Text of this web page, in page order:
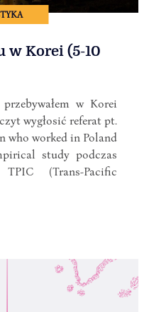
w Korei (5-10
w Korei
wygłosić referat pt.
who worked in Poland
study podczas
(Trans-Pacific